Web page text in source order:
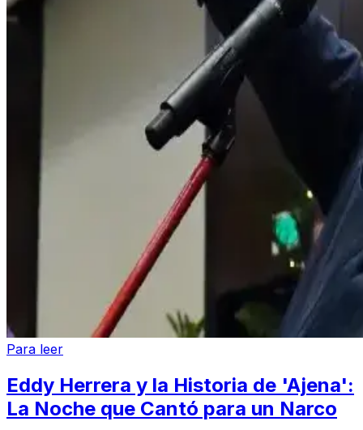
Para leer
Eddy Herrera y la Historia de 'Ajena':
La Noche que Cantó para un Narco